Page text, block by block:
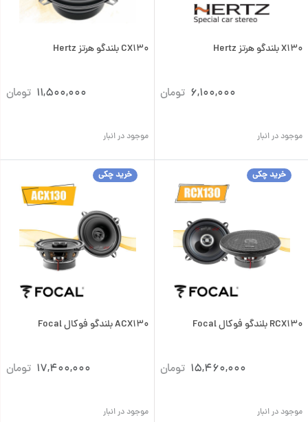
X130 بلندگو هرتز Hertz
6,100,000 تومان
موجود در انبار
CX130 بلندگو هرتز Hertz
11,500,000 تومان
موجود در انبار
خرید چکی
RCX130 بلندگو فوکال Focal
15,460,000 تومان
موجود در انبار
خرید چکی
ACX130 بلندگو فوکال Focal
17,400,000 تومان
موجود در انبار